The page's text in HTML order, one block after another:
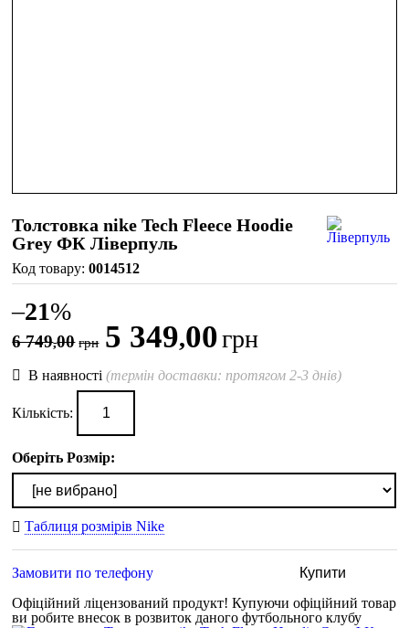
Толстовка nike Tech Fleece Hoodie
Grey ФК Ліверпуль
0014512
–21%
6 749,00 грн 5 349,00грн
В наявності(термін доставки: протягом 2-3 днів)
Кількість:
Оберіть Розмір:
Таблиця розмірів Nike
Замовити по телефону
Купити
Офіційний ліцензований продукт!Купуючи офіційний товар
ви робите внесок в розвиток даного футбольного клубу